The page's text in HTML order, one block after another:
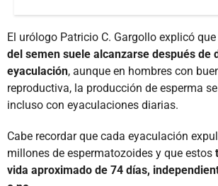
El urólogo Patricio C. Gargollo explicó que
del semen suele alcanzarse después de
eyaculación, aunque en hombres con
reproductiva, la producción de esperma
incluso con eyaculaciones diarias.
Cabe recordar que cada eyaculación
millones de espermatozoides y que estos
vida aproximado de 74 días,